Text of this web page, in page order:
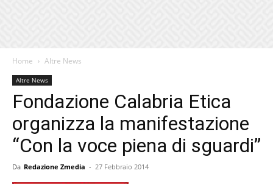
Home Altre News
Altre News
Fondazione Calabria Etica
organizza la manifestazione
“Con la voce piena di sguardi”
Da Redazione Zmedia - 27 Febbraio 2014